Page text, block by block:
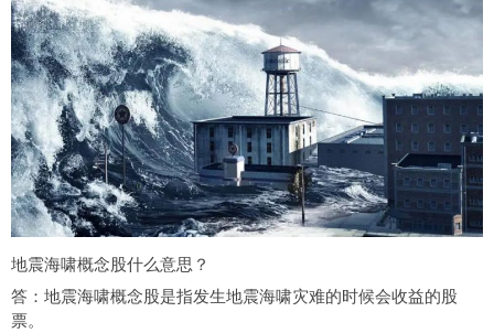
地震海啸概念股什么意思？
答：地震海啸概念股是指发生地震海啸灾难的时候会收益的股
票。